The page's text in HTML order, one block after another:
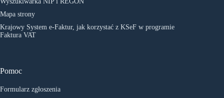
Mapa strony
Krajowy System e-Faktur, jak korzystać z KSeF w programie
Faktura VAT
Pomoc
Formularz zgłoszenia